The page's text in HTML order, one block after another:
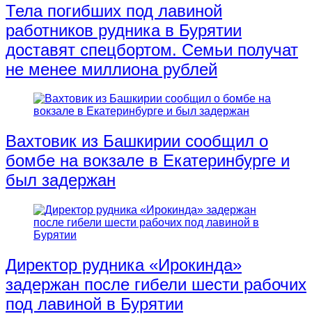
Тела погибших под лавиной
работников рудника в Бурятии
доставят спецбортом. Семьи получат
не менее миллиона рублей
Вахтовик из Башкирии сообщил о
бомбе на вокзале в Екатеринбурге и
был задержан
Директор рудника «Ирокинда»
задержан после гибели шести рабочих
под лавиной в Бурятии